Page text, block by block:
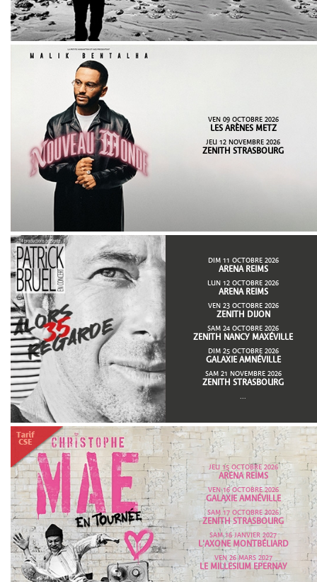
VEN 09 OCTOBRE 2026
LES ARÈNES METZ
JEU 12 NOVEMBRE 2026
ZENITH STRASBOURG
DIM 11 OCTOBRE 2026
ARENA REIMS
LUN 12 OCTOBRE 2026
ARENA REIMS
VEN 23 OCTOBRE 2026
ZENITH DIJON
SAM 24 OCTOBRE 2026
ZENITH NANCY MAXÉVILLE
DIM 25 OCTOBRE 2026
GALAXIE AMNÉVILLE
SAM 21 NOVEMBRE 2026
ZENITH STRASBOURG
...
JEU 15 OCTOBRE 2026
ARENA REIMS
VEN 16 OCTOBRE 2026
GALAXIE AMNÉVILLE
SAM 17 OCTOBRE 2026
ZENITH STRASBOURG
SAM 16 JANVIER 2027
L'AXONE MONTBÉLIARD
VEN 26 MARS 2027
LE MILLESIUM EPERNAY